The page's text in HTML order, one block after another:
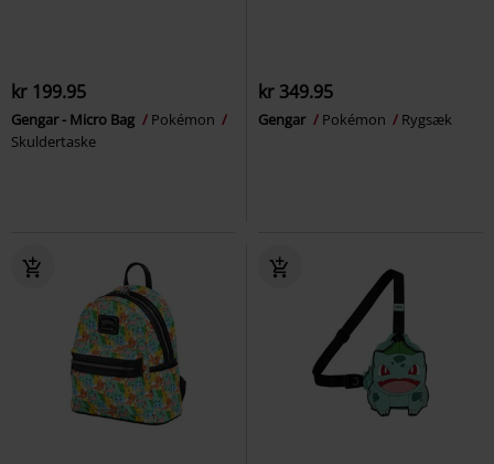
kr 199.95
Gengar - Micro Bag
Pokémon
Skuldertaske
kr 349.95
Gengar Pokémon Rygsæk